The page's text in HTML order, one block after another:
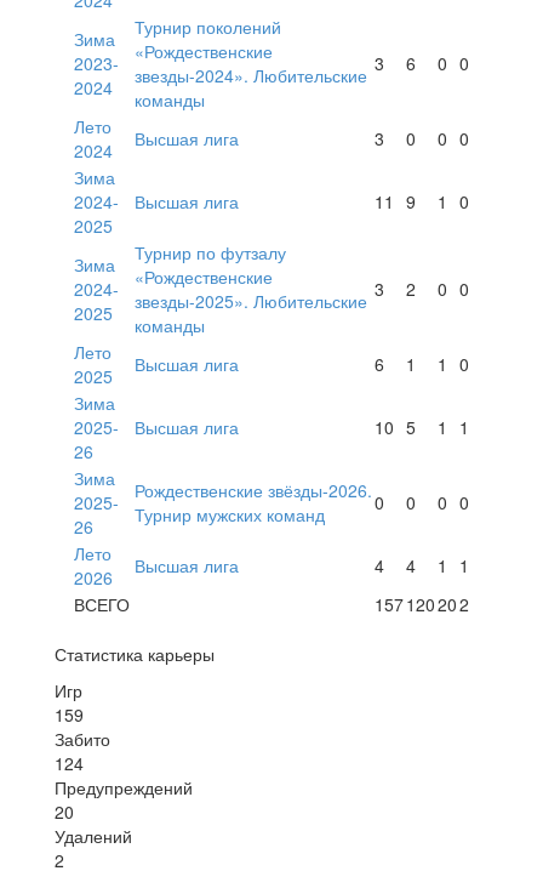
Зима
2023-
2024
Турнир поколений
«Рождественские
звезды-2024». Любительские
команды
3 6 0 0
Лето
2024
Высшая лига 3 0 0 0
Зима
2024-
2025
Высшая лига 11 9 1 0
Зима
2024-
2025
Турнир по футзалу
«Рождественские
звезды-2025». Любительские
команды
3 2 0 0
Лето
2025
Высшая лига 6 1 1
0
Зима
2025-
26
Высшая лига 10 5 1 1
Зима
2025-
26
Рождественские звёзды-2026.
Турнир мужских команд
0 0 0 0
Лето
2026
Высшая лига 4 4 1
1
ВСЕГО
157120202
Статистика карьеры
Игр
159
Забито
124
Предупреждений
20
Удалений
2